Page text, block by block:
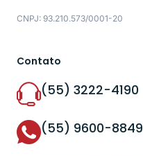
CNPJ: 93.210.573/0001-20
Contato
(55) 3222-4190
(55) 9600-8849